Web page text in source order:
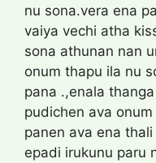
nu sona.vera ena
vaiya vechi atha
sona athunan nan
onum thapu ila nu
pana .,enala
pudichen ava
panen ava ena
epadi irukunu paru